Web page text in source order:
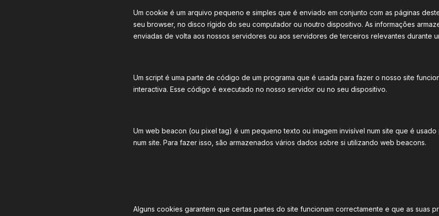
Um cookie é um arquivo pequeno e simples que é enviado em conjunto com as páginas
seu browser, no disco rígido do seu computador ou noutro dispositivo. As informações
enviadas de volta aos nossos servidores ou aos servidores de terceiros relevantes durante
Um script é uma parte de código de um programa que é usada para fazer o nosso site
interactiva. Esse código é executado no nosso servidor ou no seu dispositivo.
Um web beacon (ou pixel tag) é um pequeno texto ou imagem invisível num site que é
num site. Para fazer isso, são armazenados vários dados sobre si utilizando web beacons.
Alguns cookies garantem que certas partes do site funcionam correctamente e que as suas